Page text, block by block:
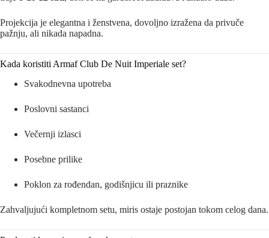
Projekcija je elegantna i ženstvena, dovoljno izražena da privuče
pažnju, ali nikada napadna.
Kada koristiti Armaf Club De Nuit Imperiale set?
Svakodnevna upotreba
Poslovni sastanci
Večernji izlasci
Posebne prilike
Poklon za rođendan, godišnjicu ili praznike
Zahvaljujući kompletnom setu, miris ostaje postojan tokom celog dana.